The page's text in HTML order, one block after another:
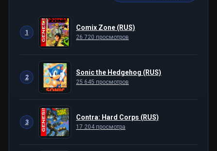
1
Comix Zone (RUS)
26 720 просмотров
2
Sonic the Hedgehog (RUS)
25 645 просмотров
3
Contra: Hard Corps (RUS)
17 204 просмотра